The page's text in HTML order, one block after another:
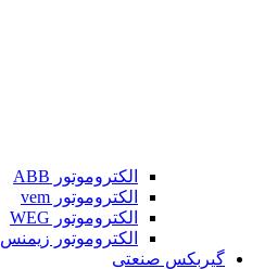
الکتروموتور ABB
الکتروموتور vem
الکتروموتور WEG
الکتروموتور زیمنس
گیربکس صنعتی